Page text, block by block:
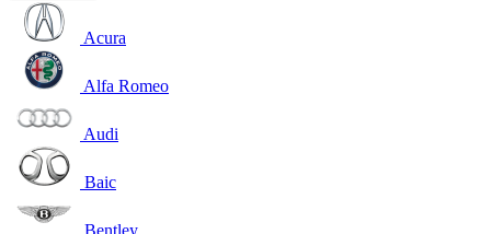
Acura
Alfa Romeo
Audi
Baic